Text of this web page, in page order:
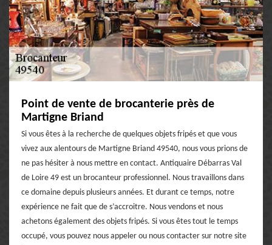
Point de vente de brocanterie près de
Martigne Briand
Si vous êtes à la recherche de quelques objets fripés et que vous
vivez aux alentours de Martigne Briand 49540, nous vous prions de
ne pas hésiter à nous mettre en contact. Antiquaire Débarras Val
de Loire 49 est un brocanteur professionnel. Nous travaillons dans
ce domaine depuis plusieurs années. Et durant ce temps, notre
expérience ne fait que de s’accroitre. Nous vendons et nous
achetons également des objets fripés. Si vous êtes tout le temps
occupé, vous pouvez nous appeler ou nous contacter sur notre site